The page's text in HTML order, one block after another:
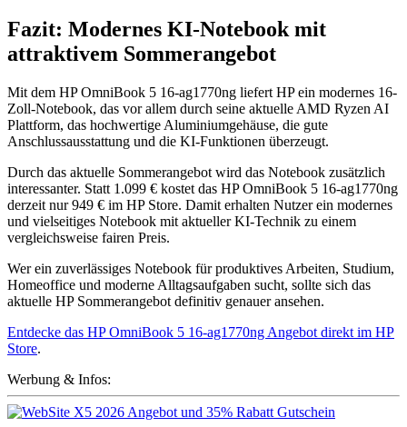
Fazit: Modernes KI-Notebook mit
attraktivem Sommerangebot
Mit dem HP OmniBook 5 16-ag1770ng liefert HP ein modernes 16-
Zoll-Notebook, das vor allem durch seine aktuelle AMD Ryzen AI
Plattform, das hochwertige Aluminiumgehäuse, die gute
Anschlussausstattung und die KI-Funktionen überzeugt.
Durch das aktuelle Sommerangebot wird das Notebook zusätzlich
interessanter. Statt 1.099 € kostet das HP OmniBook 5 16-ag1770ng
derzeit nur 949 € im HP Store. Damit erhalten Nutzer ein modernes
und vielseitiges Notebook mit aktueller KI-Technik zu einem
vergleichsweise fairen Preis.
Wer ein zuverlässiges Notebook für produktives Arbeiten, Studium,
Homeoffice und moderne Alltagsaufgaben sucht, sollte sich das
aktuelle HP Sommerangebot definitiv genauer ansehen.
Entdecke das HP OmniBook 5 16-ag1770ng Angebot direkt im HP
Store.
Werbung & Infos: